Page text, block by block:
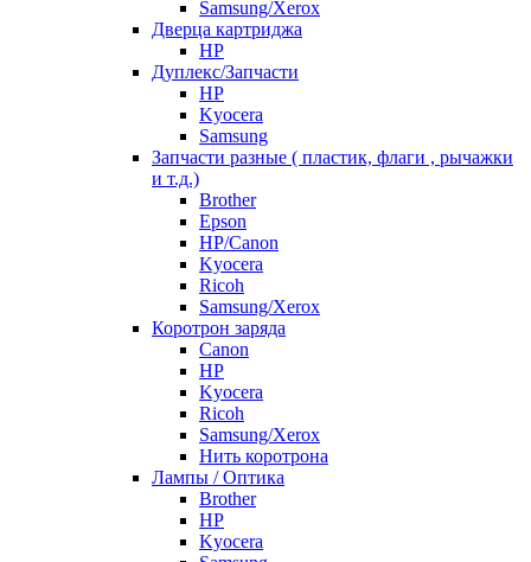
Samsung/Xerox
Дверца картриджа
HP
Дуплекс/Запчасти
HP
Kyocera
Samsung
Запчасти разные ( пластик, флаги , рычажки
и т.д.)
Brother
Epson
HP/Canon
Kyocera
Ricoh
Samsung/Xerox
Коротрон заряда
Canon
HP
Kyocera
Ricoh
Samsung/Xerox
Нить коротрона
Лампы / Оптика
Brother
HP
Kyocera